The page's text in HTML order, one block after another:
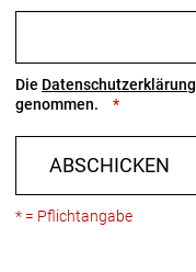
Die Datenschutzerklärung
genommen.
ABSCHICKEN
* = Pflichtangabe